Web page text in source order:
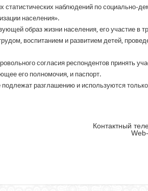
наблюдений по социально-
населения».
образ жизни населения, его участие в
воспитанием и развитием детей,
согласия респондентов принять
его полномочия, и паспорт.
разглашению и используются
Контактный